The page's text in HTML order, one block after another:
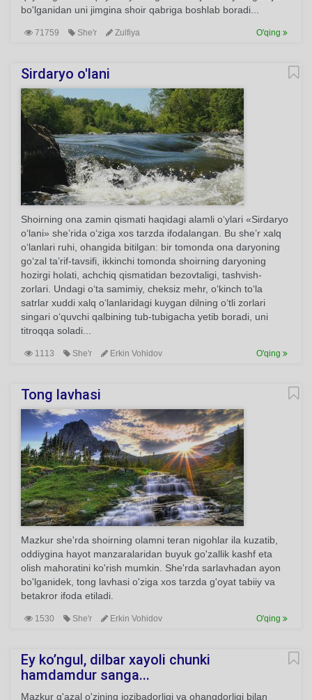
bo'lganidan uni jimgina shoir qabriga boshlab boradi...
71759 She'r Zulfiya O'qing
Sirdaryo o'lani
Shoirning ona zamin qismati haqidagi alamli o‘ylari «Sirdaryo
o‘lani» she’rida o‘ziga xos tarzda ifodalangan. Bu she’r xalq
o‘lanlari ruhi, ohangida bitilgan: bir tomonda ona daryoning
go‘zal ta’rif-tavsifi, ikkinchi tomonda shoirning daryoning
hozirgi holati, achchiq qismatidan bezovtaligi, tashvish-
zorlari. Undagi o‘ta samimiy, cheksiz mehr, o‘kinch to‘la
satrlar xuddi xalq o‘lanlaridagi kuygan dilning o‘tli zorlari
singari o‘quvchi qalbining tub-tubigacha yetib boradi, uni
titroqqa soladi...
1113 She'r Erkin Vohidov O'qing
Tong lavhasi
Mazkur she'rda shoirning olamni teran nigohlar ila kuzatib,
oddiygina hayot manzaralaridan buyuk go'zallik kashf eta
olish mahoratini ko'rish mumkin. She'rda sarlavhadan ayon
bo'lganidek, tong lavhasi o'ziga xos tarzda g'oyat tabiiy va
betakror ifoda etiladi.
1530 She'r Erkin Vohidov O'qing
Ey ko’ngul, dilbar xayoli chunki
hamdamdur sanga...
Mazkur g'azal o'zining jozibadorligi va ohangdorligi bilan